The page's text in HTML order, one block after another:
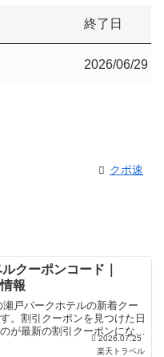
終了日
2026/06/29
クポ速
クーポンコード｜
報
戸パークホテルの新着クー
。割引クーポンを見つけた日
が最新の割引クーポンになり
えるクーポンやセー...2026.07.25
楽天トラベル